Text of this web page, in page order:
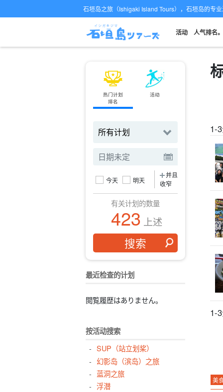
石垣岛之旅（Ishigaki Island Tours），石垣岛的专
活动 人气排名。
热门计划
排名
活动
今天 明天
并且
收窄
有关计划的数量
423 上述
最近检查的计划
閲覧履歴はありません。
按活动搜索
SUP（站立划桨）
幻影岛（滨岛）之旅
蓝洞之旅
浮潜
1-
1-
美